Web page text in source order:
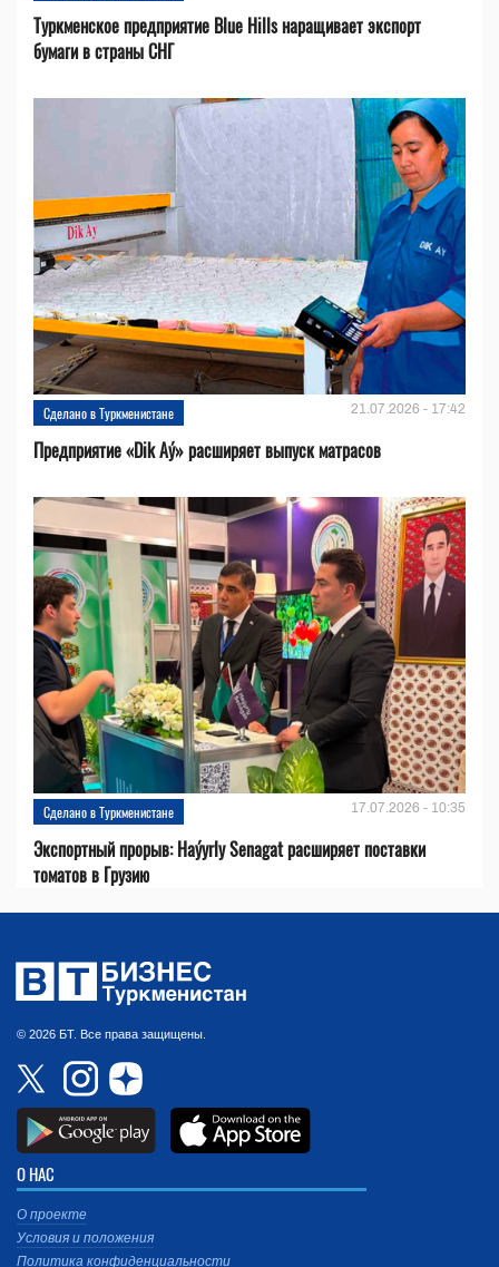
Туркменское предприятие Blue Hills наращивает экспорт
бумаги в страны СНГ
Сделано в Туркменистане 21.07.2026 - 17:42
Предприятие «Dik Aý» расширяет выпуск матрасов
Сделано в Туркменистане 17.07.2026 - 10:35
Экспортный прорыв: Haýyrly Senagat расширяет поставки
томатов в Грузию
© 2026 БТ. Все права защищены.
О НАС
О проекте
Условия и положения
Политика конфиденциальности